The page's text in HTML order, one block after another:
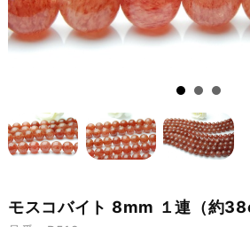
モスコバイト 8mm １連（約